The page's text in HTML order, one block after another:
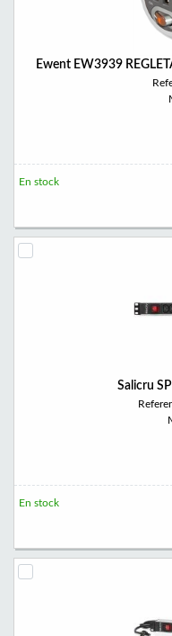
Ewent EW3939
En stock
Salicru
En stock